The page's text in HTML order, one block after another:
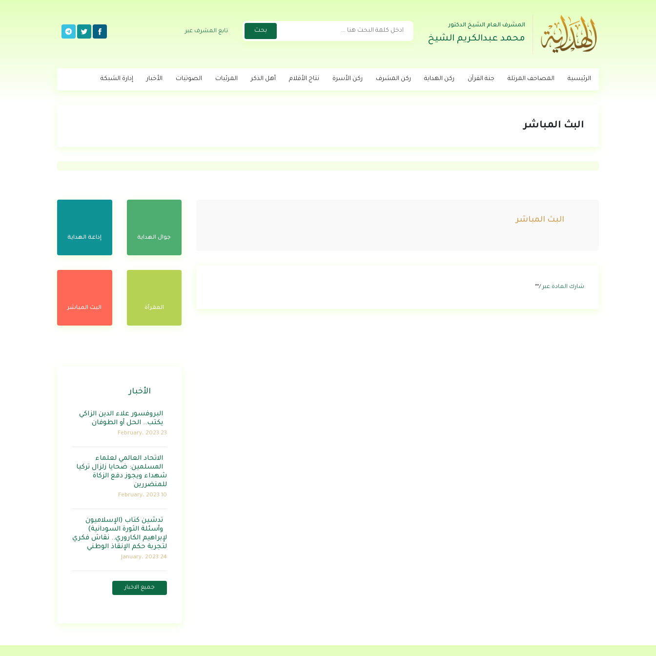
المشرف العام الشيخ الدكتور
محمد عبدالكريم الشيخ
تابع المشرف عبر
الرئيسية المصاحف المرتلة جنة القرآن ركن الهداية ركن المشرف ركن الأسرة نتاج الأقلام أهل الذكر المرئيات الصوتيات الأخبار إدارة الشبكة
البث المباشر
البث المباشر
شارك المادة عبر /**
جوال الهداية إذاعة الهداية
المقرآة البث المباشر
الأخبار
البروفسور علاء الدين الزاكي
يكتب.. الحل أو الطوفان
23 February، 2023
الاتحاد العالمي لعلماء
المسلمين: ضحايا زلزال تركيا
شهداء ويجوز دفع الزكاة
للمنضررين
10 February، 2023
تدشين كتاب (الإسلاميون
وأسئلة الثورة السودانية)
لإبراهيم الكاروري.. نقاش فكري
لتجربة حكم الإنقاذ الوطني
24 January، 2023
جميع الاخبار